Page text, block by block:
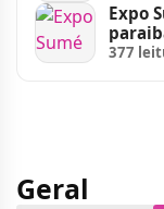
Expo
377
Geral